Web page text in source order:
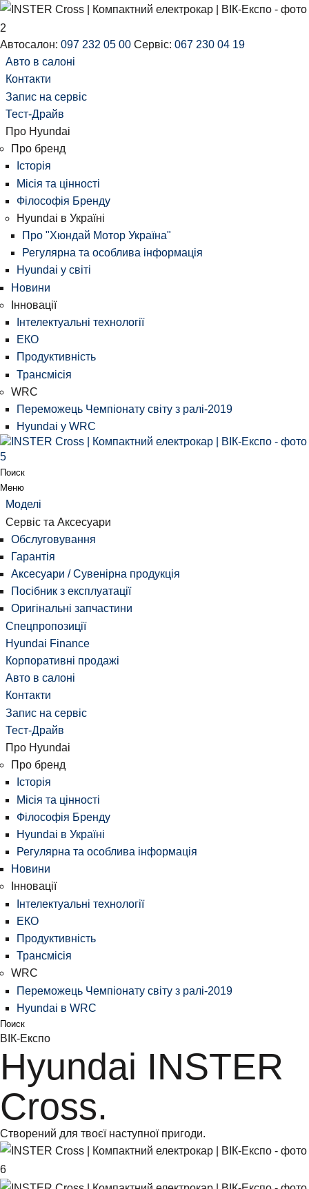
Автосалон: 097 232 05 00 Сервіс: 067 230 04 19
Авто в салоні
Контакти
Запис на сервіс
Тест-Драйв
Про Hyundai
Про бренд
Історія
Місія та цінності
Філософія Бренду
Hyundai в Україні
Про "Хюндай Мотор Україна"
Регулярна та особлива інформація
Hyundai у світі
Новини
Інновації
Інтелектуальні технології
ЕКО
Продуктивність
Трансмісія
WRC
Переможець Чемпіонату світу з ралі-2019
Hyundai у WRC
Поиск
Меню
Моделі
Сервіс та Аксесуари
Обслуговування
Гарантія
Аксесуари / Сувенірна продукція
Посібник з експлуатації
Оригінальні запчастини
Спецпропозиції
Hyundai Finance
Корпоративні продажі
Авто в салоні
Контакти
Запис на сервіс
Тест-Драйв
Про Hyundai
Про бренд
Історія
Місія та цінності
Філософія Бренду
Hyundai в Україні
Регулярна та особлива інформація
Новини
Інновації
Інтелектуальні технології
ЕКО
Продуктивність
Трансмісія
WRC
Переможець Чемпіонату світу з ралі-2019
Hyundai в WRC
Поиск
ВІК-Експо
Hyundai INSTER
Cross.
Створений для твоєї наступної пригоди.